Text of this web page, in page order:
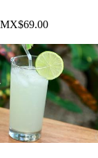
MX$69.00